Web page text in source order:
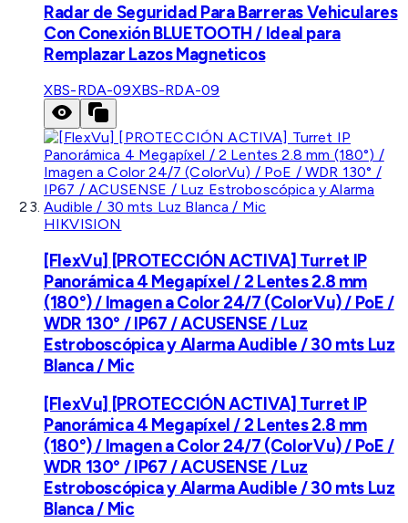
Radar de Seguridad Para Barreras Vehiculares
Con Conexión BLUETOOTH / Ideal para
Remplazar Lazos Magneticos
XBS-RDA-09XBS-RDA-09
HIKVISION
[FlexVu] [PROTECCIÓN ACTIVA] Turret IP
Panorámica 4 Megapíxel / 2 Lentes 2.8 mm
(180°) / Imagen a Color 24/7 (ColorVu) / PoE /
WDR 130° / IP67 / ACUSENSE / Luz
Estroboscópica y Alarma Audible / 30 mts Luz
Blanca / Mic
[FlexVu] [PROTECCIÓN ACTIVA] Turret IP
Panorámica 4 Megapíxel / 2 Lentes 2.8 mm
(180°) / Imagen a Color 24/7 (ColorVu) / PoE /
WDR 130° / IP67 / ACUSENSE / Luz
Estroboscópica y Alarma Audible / 30 mts Luz
Blanca / Mic